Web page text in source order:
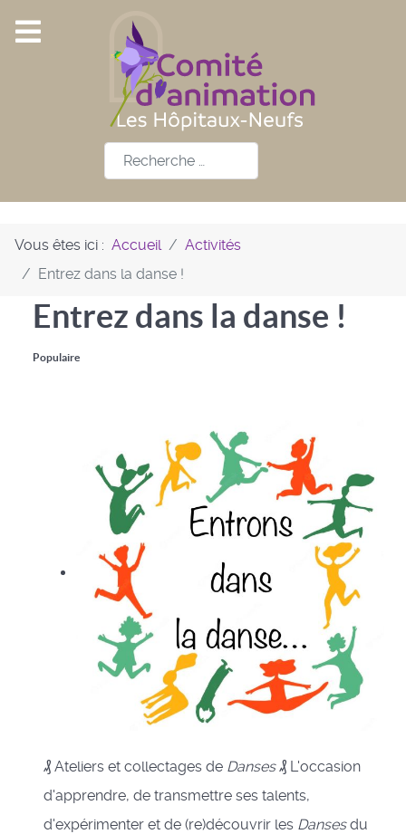
Rechercher
Vous êtes ici : Accueil
Activités
Entrez dans la danse !
Entrez dans la danse !
Populaire
₰ Ateliers et collectages de Danses₰ L'occasion
d'apprendre, de transmettre ses talents,
d'expérimenter et de (re)découvrir les Dansesdu